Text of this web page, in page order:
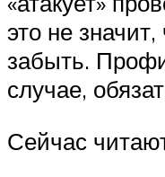
это не
забыть.
случае,
Сейчас